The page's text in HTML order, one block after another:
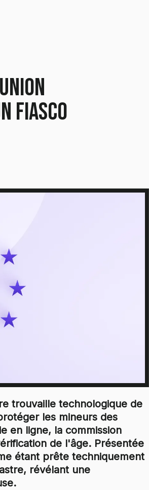
fiasco
trouvaille technologique de
les mineurs des
en ligne, la commission
de l'âge. Présentée
étant prête techniquement
révélant une